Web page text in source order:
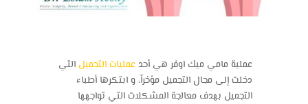
عملية مامي ميك اوفرهي أحدعمليات التجميل التي
دخلت إلى مجال التجميل مؤخراً، و ابتكرها أطباء
التجميل بهدف معالجة المشكلات التي تواجهها